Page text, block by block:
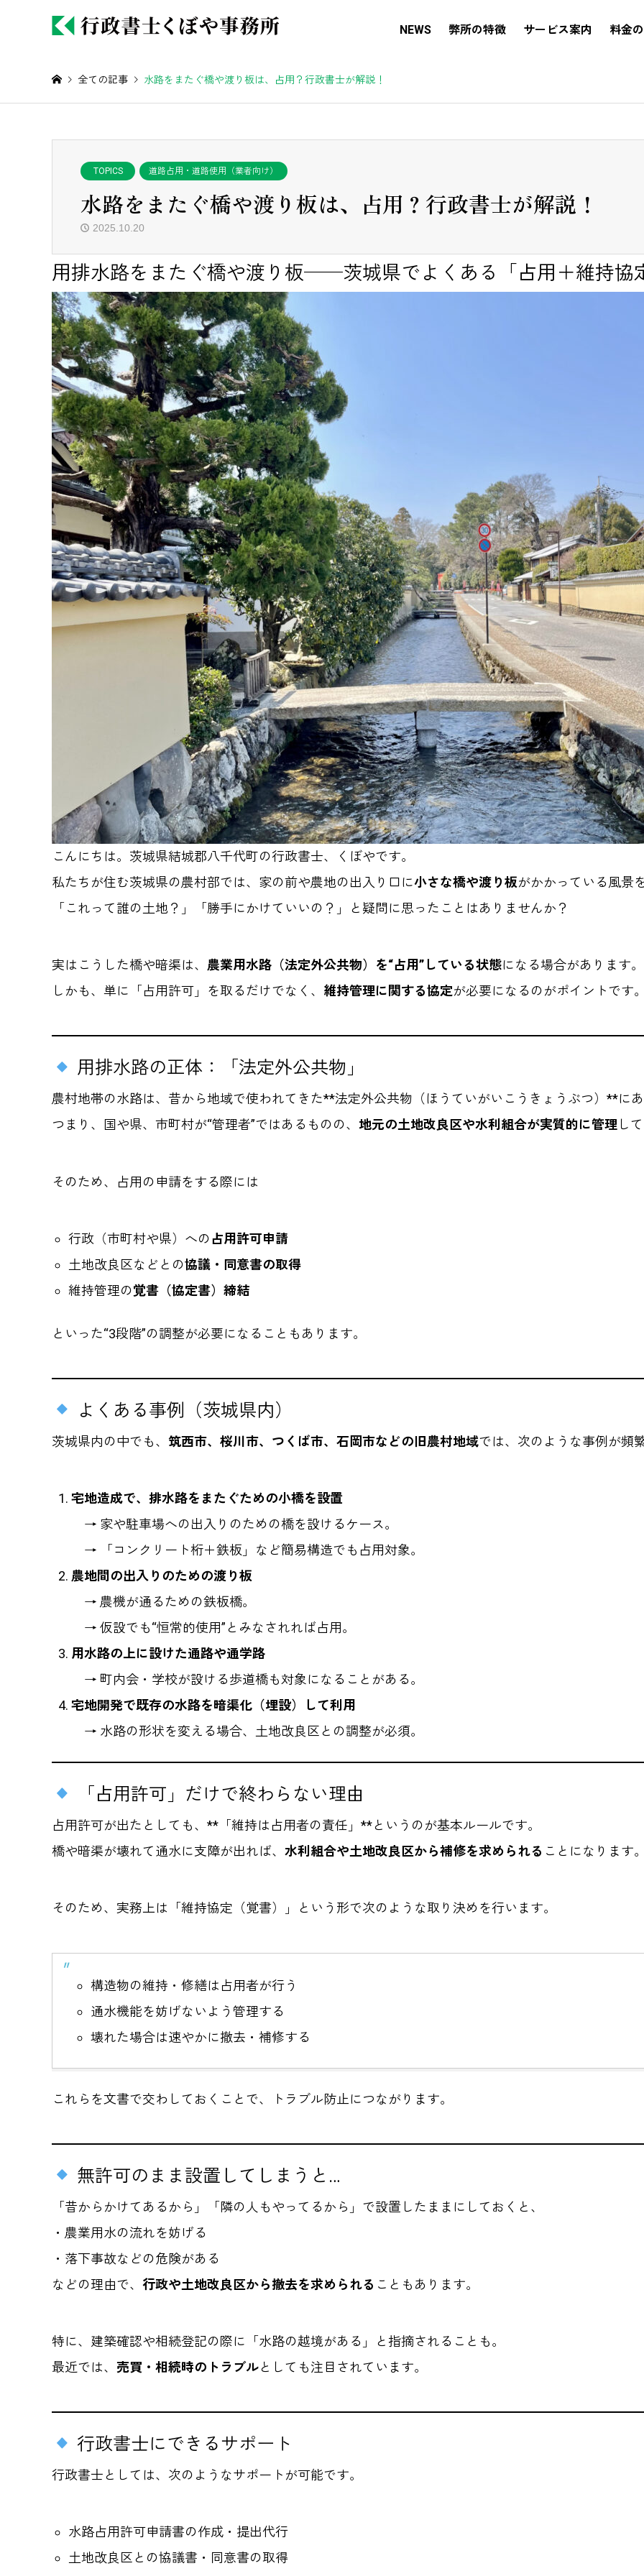
NEWS 弊所の特徴 サービス案内 料金
全ての記事 水路をまたぐ橋や渡り板は、占用？行政書士が解説！
TOPICS 道路占用・道路使用（業者向け）
水路をまたぐ橋や渡り板は、占用？行政書士が解説！
2025.10.20
用排水路をまたぐ橋や渡り板──茨城県でよくある「占用＋維持協
こんにちは。茨城県結城郡八千代町の行政書士、くぼやです。
私たちが住む茨城県の農村部では、家の前や農地の出入り口に小さな橋や渡り板がかかっている風景
「これって誰の土地？」「勝手にかけていいの？」と疑問に思ったことはありませんか？
実はこうした橋や暗渠は、 農業用水路（法定外公共物）を“占用”している状態になる場合があります。
しかも、単に「占用許可」を取るだけでなく、 維持管理に関する協定が必要になるのがポイントです
用排水路の正体：「法定外公共物」
農村地帯の水路は、昔から地域で使われてきた**法定外公共物（ほうていがいこうきょうぶつ）**に
つまり、国や県、市町村が“管理者”ではあるものの、 地元の土地改良区や水利組合が実質的に管理 し
そのため、占用の申請をする際には
行政（市町村や県）への占用許可申請
土地改良区などとの協議・同意書の取得
維持管理の覚書（協定書）締結
といった“3段階”の調整が必要になることもあります。
よくある事例（茨城県内）
茨城県内の中でも、 筑西市、桜川市、つくば市、石岡市などの旧農村地域では、次のような事例が頻
宅地造成で、排水路をまたぐための小橋を設置
→ 家や駐車場への出入りのための橋を設けるケース。
→ 「コンクリート桁＋鉄板」など簡易構造でも占用対象。
農地間の出入りのための渡り板
→ 農機が通るための鉄板橋。
→ 仮設でも“恒常的使用”とみなされれば占用。
用水路の上に設けた通路や通学路
→ 町内会・学校が設ける歩道橋も対象になることがある。
宅地開発で既存の水路を暗渠化（埋設）して利用
→ 水路の形状を変える場合、土地改良区との調整が必須。
「占用許可」だけで終わらない理由
占用許可が出たとしても、**「維持は占用者の責任」**というのが基本ルールです。
橋や暗渠が壊れて通水に支障が出れば、 水利組合や土地改良区から補修を求められる ことになります
そのため、実務上は「維持協定（覚書）」という形で次のような取り決めを行います。
構造物の維持・修繕は占用者が行う
通水機能を妨げないよう管理する
壊れた場合は速やかに撤去・補修する
これらを文書で交わしておくことで、トラブル防止につながります。
無許可のまま設置してしまうと…
「昔からかけてあるから」「隣の人もやってるから」で設置したままにしておくと、
・農業用水の流れを妨げる
・落下事故などの危険がある
などの理由で、 行政や土地改良区から撤去を求められる こともあります。
特に、建築確認や相続登記の際に「水路の越境がある」と指摘されることも。
最近では、 売買・相続時のトラブルとしても注目されています。
行政書士にできるサポート
行政書士としては、次のようなサポートが可能です。
水路占用許可申請書の作成・提出代行
土地改良区との協議書・同意書の取得